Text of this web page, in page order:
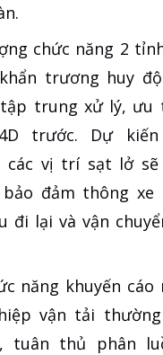
chức năng 2
trương huy
trung xử lý, ưu
trước. Dự
các vị trí sạt lở
đảm thông xe
đi lại và vận
năng khuyến cáo
vận tải
tuân thủ phân